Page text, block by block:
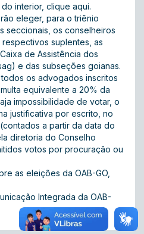
interior, clique aqui.
eleger, para o triênio
seccionais, os conselheiros
suplentes, as
de Assistência dos
e das subseções goianas.
os advogados inscritos
equivalente a 20% da
impossibilidade de votar, o
justificativa por escrito, no
a partir da data do
diretoria do Conselho
votos por procuração ou
as eleições da OAB-GO,
Integrada da OAB-